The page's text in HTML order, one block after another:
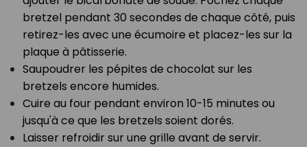
bretzel pendant 30 secondes de chaque côté, puis
retirez-les avec une écumoire et placez-les sur la
plaque à pâtisserie.⁣
Saupoudrer les pépites de chocolat sur les
bretzels encore humides.⁣
Cuire au four pendant environ 10-15 minutes ou
jusqu'à ce que les bretzels soient dorés.⁣
Laisser refroidir sur une grille avant de servir.⁣